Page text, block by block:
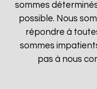
sommes
possible. Nous
répondre à
sommes
pas à nous